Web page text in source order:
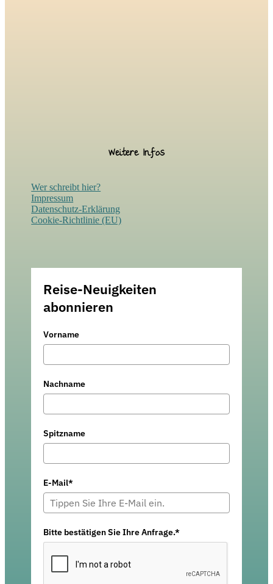
Weitere Infos
Wer schreibt hier?
Impressum
Datenschutz-Erklärung
Cookie-Richtlinie (EU)
Reise-Neuigkeiten
abonnieren
Vorname
Nachname
Spitzname
E-Mail*
Bitte bestätigen Sie Ihre Anfrage.*